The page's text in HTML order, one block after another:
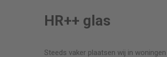
HR++ glas
Steeds vaker plaatsen wij in